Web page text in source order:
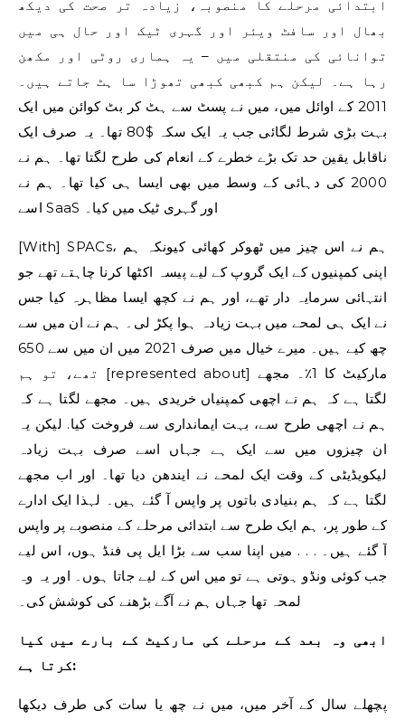
ابتدائی مرحلے کا منصوبہ، زیادہ تر صحت کی دیکھ
بھال اور سافٹ ویئر اور گہری ٹیک اور حال ہی میں
توانائی کی منتقلی میں – یہ ہماری روٹی اور مکھن
رہا ہے۔ لیکن ہم کبھی کبھی تھوڑا سا ہٹ جاتے ہیں۔
2011 کے اوائل میں، میں نے پسٹ سے ہٹ کر بٹ کوائن میں ایک
بہت بڑی شرط لگائی جب یہ ایک سکہ $80 تھا۔ یہ صرف ایک
ناقابل یقین حد تک بڑے خطرے کے انعام کی طرح لگتا تھا۔ ہم نے
2000 کی دہائی کے وسط میں بھی ایسا ہی کیا تھا۔ ہم نے
اسے SaaS اور گہری ٹیک میں کیا۔
[With] SPACs، ہم نے اس چیز میں ٹھوکر کھائی کیونکہ ہم
اپنی کمپنیوں کے ایک گروپ کے لیے پیسہ اکٹھا کرنا چاہتے تھے جو
انتہائی سرمایہ دار تھے، اور ہم نے کچھ ایسا مظاہرہ کیا جس
نے ایک ہی لمحے میں بہت زیادہ ہوا پکڑ لی۔ ہم نے ان میں سے
چھ کیے ہیں۔ میرے خیال میں صرف 2021 میں ان میں سے 650
تھے، تو ہم [represented about] مارکیٹ کا 1٪۔ مجھے
لگتا ہے کہ ہم نے اچھی کمپنیاں خریدی ہیں۔ مجھے لگتا ہے کہ
ہم نے اچھی طرح سے، بہت ایمانداری سے فروخت کیا. لیکن یہ
ان چیزوں میں سے ایک ہے جہاں اسے صرف بہت زیادہ
لیکویڈیٹی کے وقت ایک لمحے نے ایندھن دیا تھا۔ اور اب مجھے
لگتا ہے کہ ہم بنیادی باتوں پر واپس آ گئے ہیں۔ لہذا ایک ادارے
کے طور پر، ہم ایک طرح سے ابتدائی مرحلے کے منصوبے پر واپس
آ گئے ہیں۔ . . . میں اپنا سب سے بڑا ایل پی فنڈ ہوں، اس لیے
جب کوئی ونڈو ہوتی ہے تو میں اس کے لیے جاتا ہوں۔ اور یہ وہ
لمحہ تھا جہاں ہم نے آگے بڑھنے کی کوشش کی۔
ابھی وہ بعد کے مرحلے کی مارکیٹ کے بارے میں کیا
کرتا ہے:
پچھلے سال کے آخر میں، میں نے چھ یا سات کی طرف دیکھا